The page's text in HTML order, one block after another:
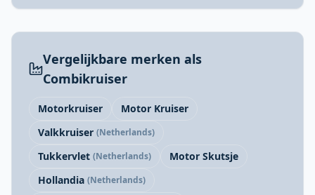
Vergelijkbare merken als
Combikruiser
Motorkruiser
Motor Kruiser
Valkkruiser (Netherlands)
Tukkervlet (Netherlands)
Motor Skutsje
Hollandia (Netherlands)